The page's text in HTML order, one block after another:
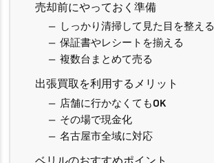
売却前にやっておく準備
しっかり清掃して見た目を整える
保証書やレシートを揃える
複数台まとめて売る
出張買取を利用するメリット
店舗に行かなくてもOK
その場で現金化
名古屋市全域に対応